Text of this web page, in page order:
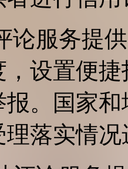
论服务提
设置便
。国家
落实情